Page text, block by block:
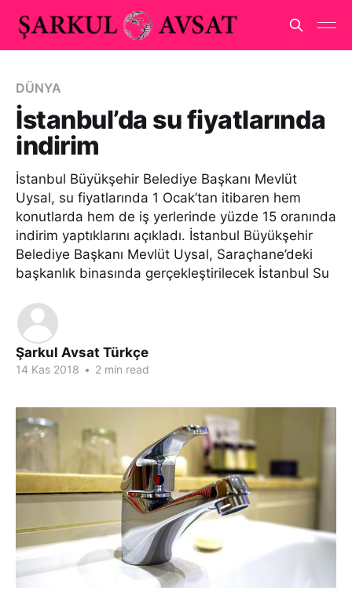
DÜNYA
İstanbul’da su fiyatlarında
indirim
İstanbul Büyükşehir Belediye Başkanı Mevlüt
Uysal, su fiyatlarında 1 Ocak’tan itibaren hem
konutlarda hem de iş yerlerinde yüzde 15 oranında
indirim yaptıklarını açıkladı. İstanbul Büyükşehir
Belediye Başkanı Mevlüt Uysal, Saraçhane’deki
başkanlık binasında gerçekleştirilecek İstanbul Su
Şarkul Avsat Türkçe
14 Kas 2018 • 2 min read